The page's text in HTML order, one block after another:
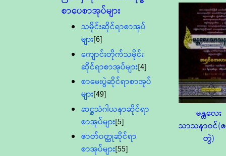
စာပေစာအုပ်များ
သမိုင်းဆိုင်ရာစာအုပ်
များ[6]
ကျောင်းတိုက်သမိုင်း
ဆိုင်ရာစာအုပ်များ[4]
စာမေးပွဲဆိုင်ရာစာအုပ်
များ[49]
ဆဋ္ဌသံဂါယနာဆိုင်ရာ
စာအုပ်များ[5]
ဇာတ်၀တ္ထုဆိုင်ရာ
စာအုပ်များ[55]
မန္တလေး
သာသနာဝင်(
တွဲ)